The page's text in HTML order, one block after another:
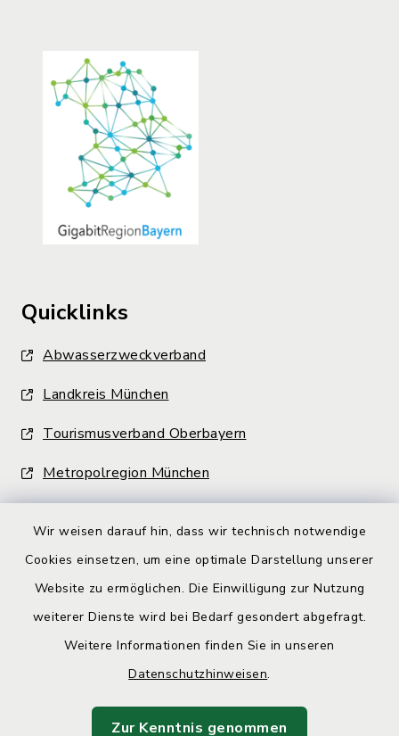
Wir weisen darauf hin, dass wir technisch notwendige
Cookies einsetzen, um eine optimale Darstellung unserer
Website zu ermöglichen. Die Einwilligung zur Nutzung
weiterer Dienste wird bei Bedarf gesondert abgefragt.
Weitere Informationen finden Sie in unseren
Datenschutzhinweisen.
Zur Kenntnis genommen
Quicklinks
Abwasserzweckverband
Landkreis München
Tourismusverband Oberbayern
Metropolregion München
Barrierefreiheit